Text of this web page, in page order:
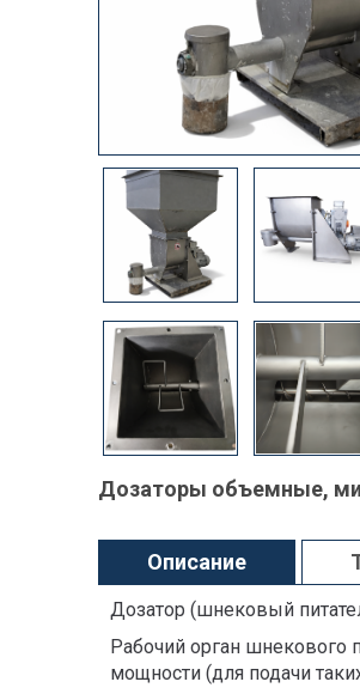
Дозаторы объемные,
Описание
Дозатор (шнековый
Рабочий орган
мощности (для подачи